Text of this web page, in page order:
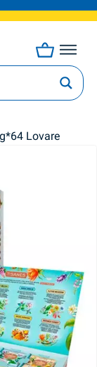
Lovare